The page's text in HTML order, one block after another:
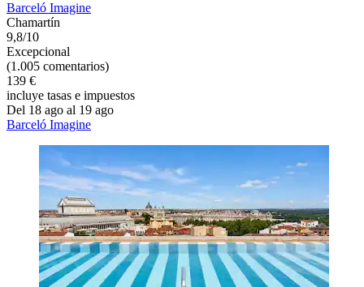
Barceló Imagine
Chamartín
9,8/10
Excepcional
(1.005 comentarios)
139 €
incluye tasas e impuestos
Del 18 ago al 19 ago
Barceló Imagine